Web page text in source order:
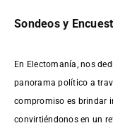
Sondeos y
En Electomanía, nos
panorama político a
compromiso es brindar
convirtiéndonos en un